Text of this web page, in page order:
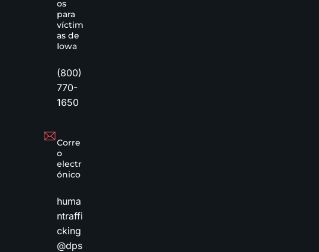
os
para
víctim
as de
Iowa
(800)
770-
1650
Corre
o
electr
ónico
huma
ntraffi
cking
@dps